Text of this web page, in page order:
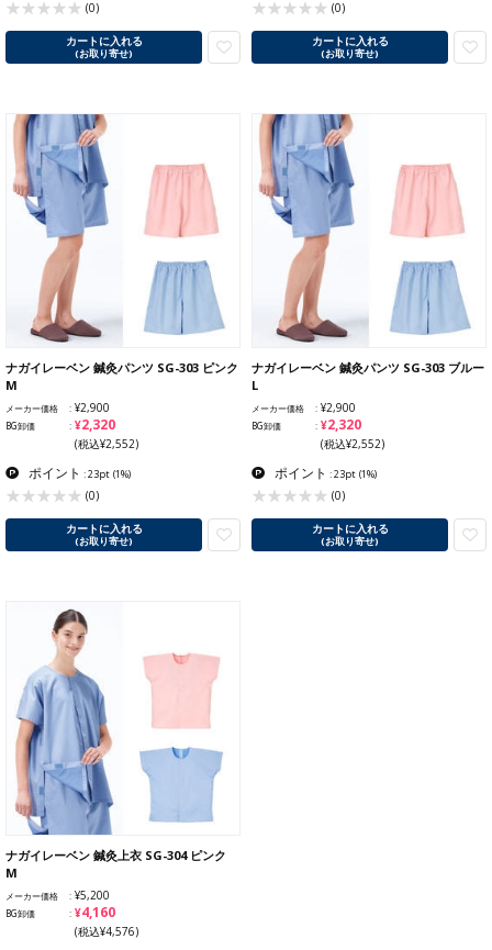
(0)
カートに入れる
(お取り寄せ)
(0)
カートに入れる
(お取り寄せ)
ナガイレーベン 鍼灸パンツ SG-303 ピンク
M
メーカー価格 ¥2,900
BG卸価 ¥2,320
(税込¥2,552)
ポイント : 23pt (1%)
(0)
カートに入れる
(お取り寄せ)
ナガイレーベン 鍼灸パンツ SG-303 ブルー
L
メーカー価格 ¥2,900
BG卸価 ¥2,320
(税込¥2,552)
ポイント : 23pt (1%)
(0)
カートに入れる
(お取り寄せ)
ナガイレーベン 鍼灸上衣 SG-304 ピンク
M
メーカー価格 ¥5,200
BG卸価 ¥4,160
(税込¥4,576)